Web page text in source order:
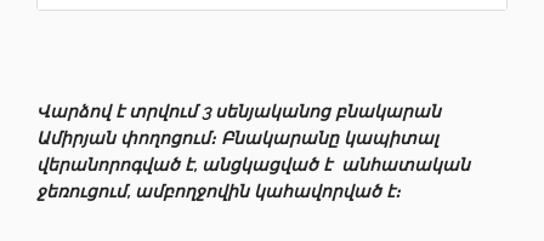
Վարձով է տրվում 3 սենյականոց բնակարան
Ամիրյան փողոցում։ Բնակարանը կապիտալ
վերանորոգված է, անցկացված է անհատական
ջեռուցում, ամբողջովին կահավորված է։